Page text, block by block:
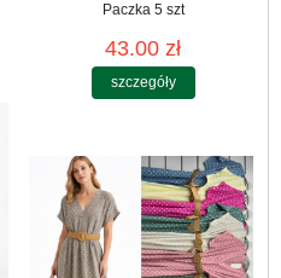
Paczka 5 szt
43.00 zł
szczegóły